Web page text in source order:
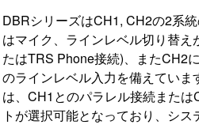
DBRシリーズはCH1, CH2の2系
はマイク、ラインレベル切り替え
たはTRS Phone接続)、またCH2
のラインレベル入力を備えてい
は、CH1とのパラレル接続また
トが選択可能となっており、シス